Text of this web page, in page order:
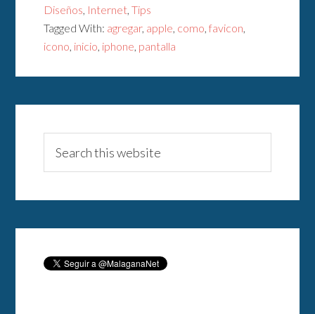
Diseños, Internet,Tips
Tagged With: agregar, apple, como,favicon,
icono, inicio, iphone, pantalla